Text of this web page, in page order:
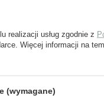
realizacji usług zgodnie z
Więcej informacji na
(wymagane)